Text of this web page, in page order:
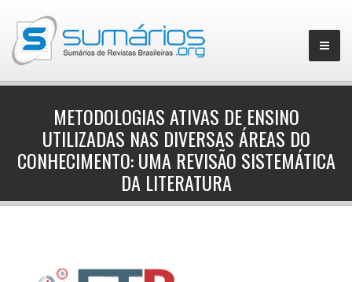
METODOLOGIAS ATIVAS DE ENSINO
UTILIZADAS NAS DIVERSAS ÁREAS DO
CONHECIMENTO: UMA REVISÃO SISTEMÁTICA
DA LITERATURA